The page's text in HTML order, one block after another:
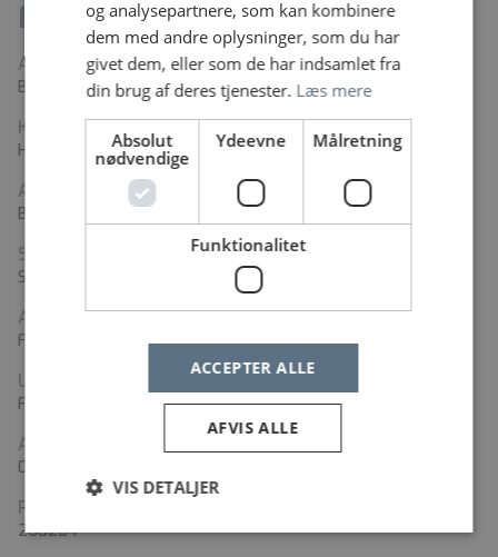
Fakta
Arbejdssted
Bispebjerg og Frederiksberg Hospital
Kontaktperson
Helle Sæderup Jensen
Adresse
Bispebjerg Bakke 23, 2400 København
Stillingstyper
Sygeplejerske
Ansættelsesform
Fast ansættelse
Ugentlig arbejdstid
Fuld tid
Ansættelsens start
01-08-2026
Regionens jobnr.
268284
og analysepartnere, som kan kombinere
dem med andre oplysninger, som du har
givet dem, eller som de har indsamlet fra
din brug af deres tjenester. Læs mere
Absolut
nødvendige
Ydeevne Målretning
Funktionalitet
ACCEPTER ALLE
AFVIS ALLE
VIS DETALJER